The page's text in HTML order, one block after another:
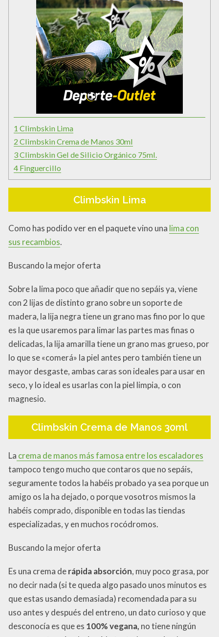
1 Climbskin Lima
2 Climbskin Crema de Manos 30ml
3Climbskin Gel de Silicio Orgánico 75ml.
4 Finguercillo
Climbskin Lima
Como has podido ver en el paquete vino una lima con
sus recambios.
Buscando la mejor oferta
Sobre la lima poco que añadir que no sepáis ya, viene
con 2 lijas de distinto grano sobre un soporte de
madera, la lija negra tiene un grano mas fino por lo que
es la que usaremos para limar las partes mas finas o
delicadas, la lija amarilla tiene un grano mas grueso, por
lo que se «comerá» la piel antes pero también tiene un
mayor desgaste, ambas caras son ideales para usar en
seco, y lo ideal es usarlas con la piel limpia, o con
magnesio.
Climbskin Crema de Manos 30ml
La crema de manos más famosa entre los escaladores
tampoco tengo mucho que contaros que no sepáis,
seguramente todos la habéis probado ya sea porque un
amigo os la ha dejado, o porque vosotros mismos la
habéis comprado, disponible en todas las tiendas
especializadas, y en muchos rocódromos.
Buscando la mejor oferta
Es una crema derápida absorción, muy poco grasa, por
no decir nada (si te queda algo pasado unos minutos es
que estas usando demasiada) recomendada para su
uso antes y después del entreno, un dato curioso y que
desconocía es que es 100% vegana, no tiene ningún